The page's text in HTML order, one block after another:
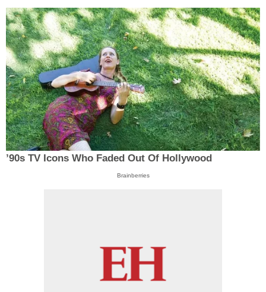
’90s TV Icons Who Faded Out Of Hollywood
Brainberries